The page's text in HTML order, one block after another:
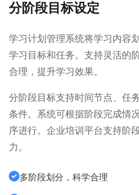
分阶段目标设定
学习计划管理系统将学习内容
学习目标和任务。支持灵活的
合理，提升学习效果。
分阶段目标支持时间节点、任
条件。系统可根据阶段完成情
序进行。企业培训平台支持阶
力。
多阶段划分，科学合理